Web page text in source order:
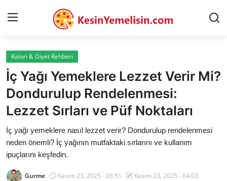
AnaSayfa
Gizlilik Sözleşmesi
Rüya Tabirleri
Diyet & Sağlıklı Beslenme
İletişim
Şehirler
Kalori & Diyet Rehberi
İç Yağı Yemeklere Lezzet Verir Mi?
Dondurulup Rendelenmesi:
Lezzet Sırları ve Püf Noktaları
İç yağı yemeklere nasıl lezzet verir? Dondurulup rendelenmesi
neden önemli? İç yağının mutfaktaki sırlarını ve kullanım
ipuçlarını keşfedin.
Gurme Kasım 23, 2025 - 03:51
Kasım 23, 2025 - 04:03